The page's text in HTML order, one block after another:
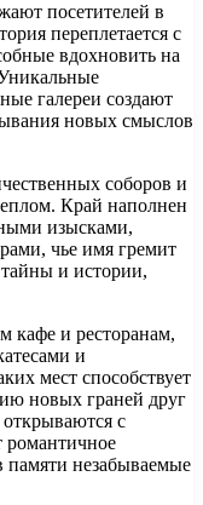
посетителей в
переплетается с
вдохновить на
галереи создают
новых смыслов
соборов и
Край наполнен
изысками,
чье имя гремит
и истории,
кафе и ресторанам,
и
мест способствует
новых граней друг
с
романтичное
памяти незабываемые